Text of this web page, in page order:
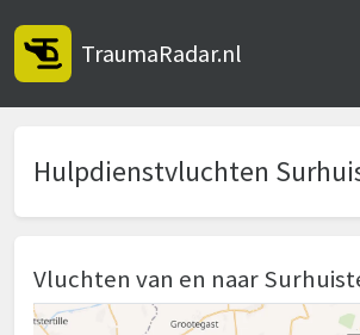
TraumaRadar.nl
Hulpdienstvluchten
Vluchten van en naar